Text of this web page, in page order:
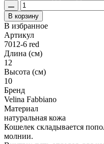
В корзину
В избранное
Артикул
7012-6 red
Длина (см)
12
Высота (см)
10
Бренд
Velina Fabbiano
Материал
натуральная кожа
Кошелек складывается
молнии.